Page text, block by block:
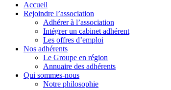
Accueil
Rejoindre l’association
Adhérer à l’association
Intégrer un cabinet adhérent
Les offres d’emploi
Nos adhérents
Le Groupe en région
Annuaire des adhérents
Qui sommes-nous
Notre philosophie